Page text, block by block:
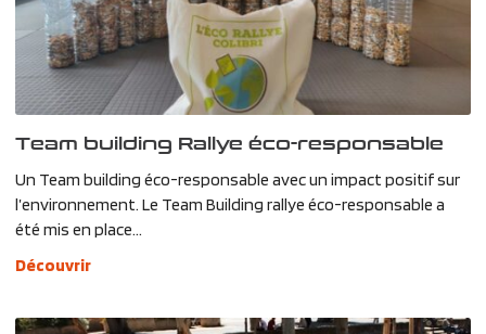
Team building Rallye éco-responsable
Un Team building éco-responsable avec un impact positif sur
l’environnement. Le Team Building rallye éco-responsable a
été mis en place...
Découvrir